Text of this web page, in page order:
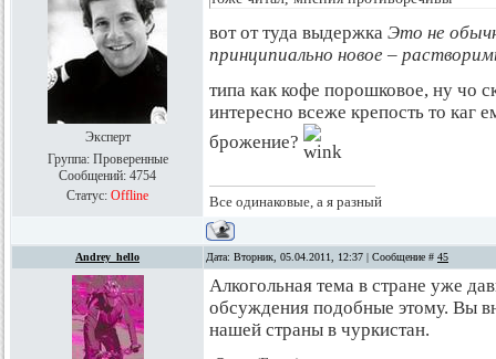
Эксперт
Группа: Проверенные
Сообщений: 4754
Статус: Offline
вот от туда выдержка Это не
принципиально новое –
типа как кофе порошковое, ну чо
интересно всеже крепость то каг
брожение?
Все одинаковые, а я разный
Andrey_hello Дата: Вторник, 05.04.2011, 12:37 | Сообщение # 45
Алкогольная тема в стране уже
обсуждения подобные этому. Вы
нашей страны в чуркистан.